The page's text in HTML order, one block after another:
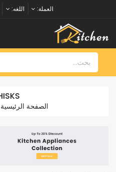
العملة: اللغه:
الصفحة الرئيسية